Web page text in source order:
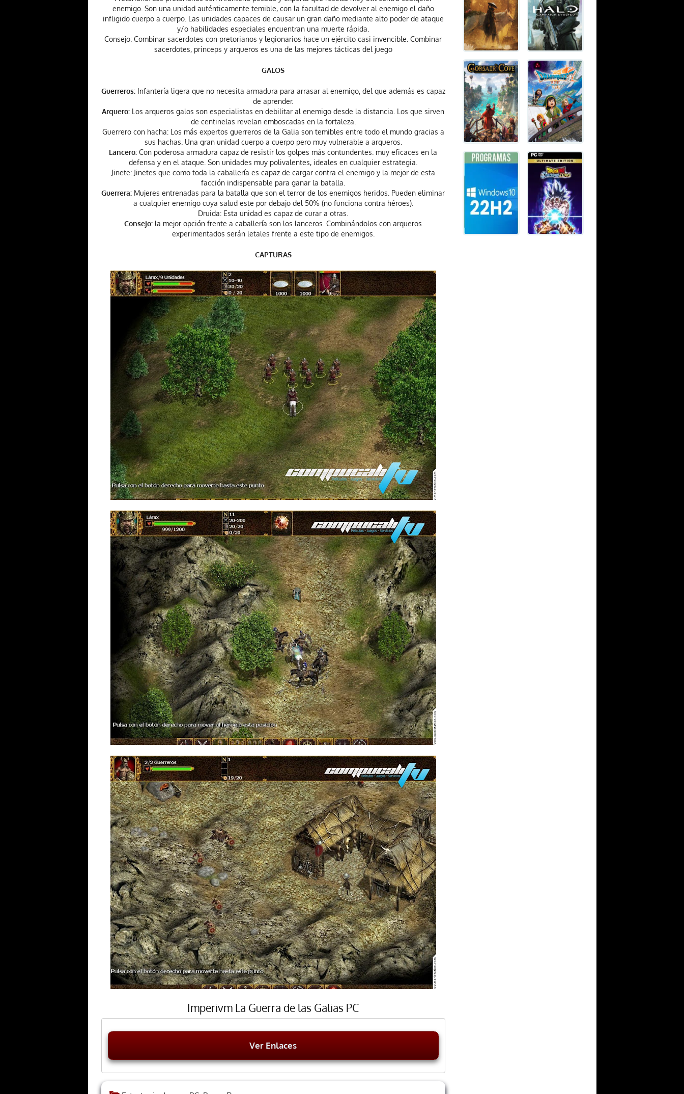
enemigo. Son una unidad auténticamente temible, con la facultad de devolver al enemigo el daño
infligido cuerpo a cuerpo. Las unidades capaces de causar un gran daño mediante alto poder de ataque
y/o habilidades especiales encuentran una muerte rápida.
Consejo: Combinar sacerdotes con pretorianos y legionarios hace un ejército casi invencible. Combinar
sacerdotes, princeps y arqueros es una de las mejores tácticas del juego
GALOS
Guerreros: Infantería ligera que no necesita armadura para arrasar al enemigo, del que además es capaz
de aprender.
Arquero: Los arqueros galos son especialistas en debilitar al enemigo desde la distancia. Los que sirven
de centinelas revelan emboscadas en la fortaleza.
Guerrero con hacha: Los más expertos guerreros de la Galia son temibles entre todo el mundo gracias a
sus hachas. Una gran unidad cuerpo a cuerpo pero muy vulnerable a arqueros.
Lancero: Con poderosa armadura capaz de resistir los golpes más contundentes. muy eficaces en la
defensa y en el ataque. Son unidades muy polivalentes, ideales en cualquier estrategia.
Jinete: Jinetes que como toda la caballería es capaz de cargar contra el enemigo y la mejor de esta
facción indispensable para ganar la batalla.
Guerrera: Mujeres entrenadas para la batalla que son el terror de los enemigos heridos. Pueden eliminar
a cualquier enemigo cuya salud este por debajo del 50% (no funciona contra héroes).
Druida: Esta unidad es capaz de curar a otras.
Consejo: la mejor opción frente a caballería son los lanceros. Combinándolos con arqueros
experimentados serán letales frente a este tipo de enemigos.
CAPTURAS
Imperivm La Guerra de las Galias PC
Ver Enlaces